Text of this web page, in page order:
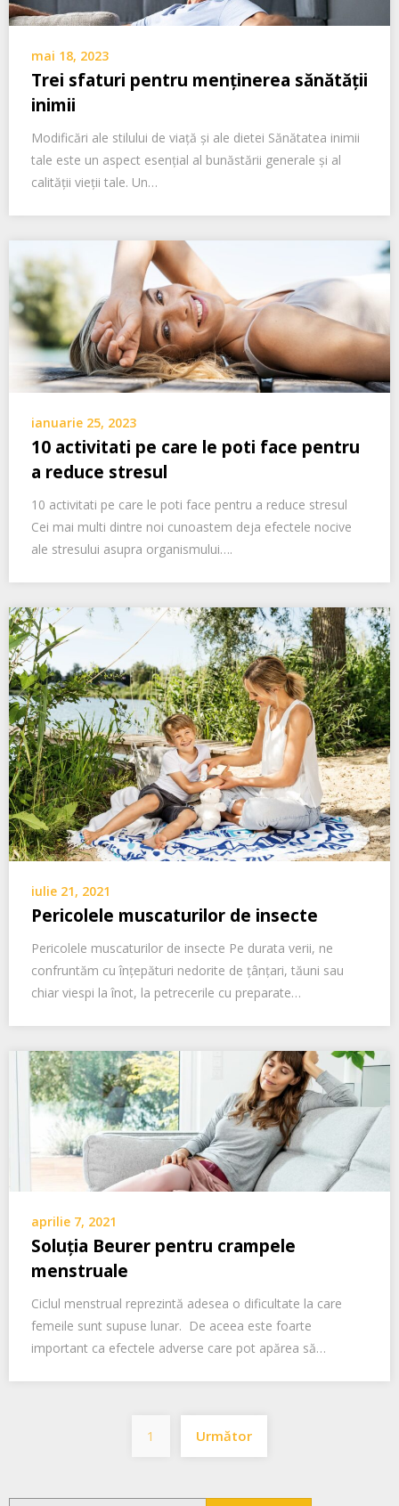
mai 18, 2023
Trei sfaturi pentru menținerea sănătății
inimii
Modificări ale stilului de viață și ale dietei Sănătatea inimii
tale este un aspect esențial al bunăstării generale și al
calității vieții tale. Un…
ianuarie 25, 2023
10 activitati pe care le poti face pentru
a reduce stresul
10 activitati pe care le poti face pentru a reduce stresul
Cei mai multi dintre noi cunoastem deja efectele nocive
ale stresului asupra organismului….
iulie 21, 2021
Pericolele muscaturilor de insecte
Pericolele muscaturilor de insecte Pe durata verii, ne
confruntăm cu înțepături nedorite de țânțari, tăuni sau
chiar viespi la înot, la petrecerile cu preparate…
aprilie 7, 2021
Soluția Beurer pentru crampele
menstruale
Ciclul menstrual reprezintă adesea o dificultate la care
femeile sunt supuse lunar. De aceea este foarte
important ca efectele adverse care pot apărea să…
Navigare
în
1 Următor